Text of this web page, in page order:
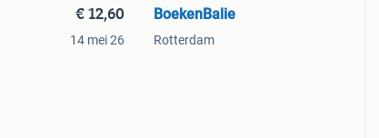
€ 12,60
14 mei 26
BoekenBalie
Rotterdam